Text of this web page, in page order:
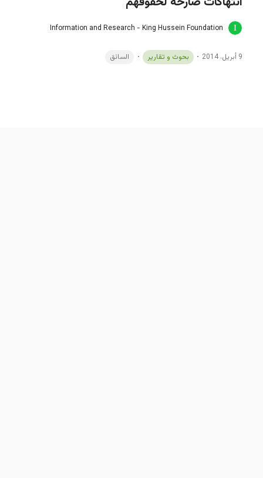
Information and Research - King Hussein Foundation
9 أبريل، 2014 بحوث و تقارير السائق